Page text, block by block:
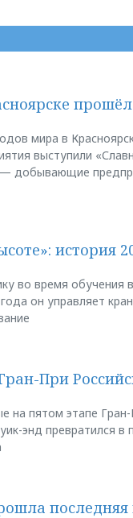
мира в
выступили
— добывающие
история
во время обучения
он управляет
При
на пятом этапе Гран-
энд превратился в
последняя